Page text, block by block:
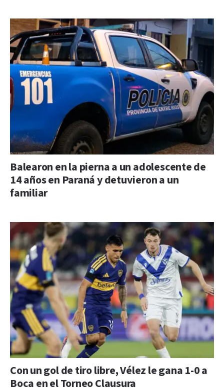
Balearon en la pierna a un adolescente de
14 años en Paraná y detuvieron a un
familiar
Con un gol de tiro libre, Vélez le gana 1-0 a
Boca en el Torneo Clausura